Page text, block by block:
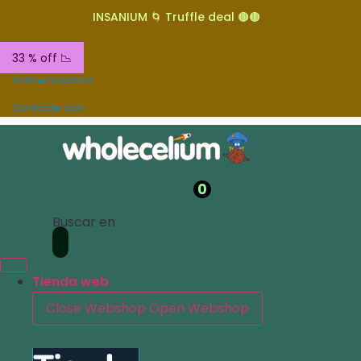
INSANIUM 🌀 Truffle deal 🟤🟤
33 % off 📉
Sobre nosotros
Contacte con
0
Buscar en
Tienda web
Close Webshop Open Webshop